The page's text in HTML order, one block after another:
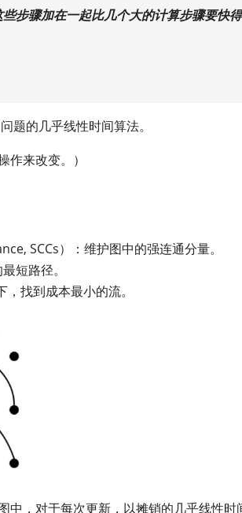
步骤加在一起比几个大的计算步骤要快得
的几乎线性时间算法。
作来改变。）
SCCs）：维护图中的强连通分量。
短路径。
找到成本最小的流。
中，对于每次更新，以摊销的几乎线性时